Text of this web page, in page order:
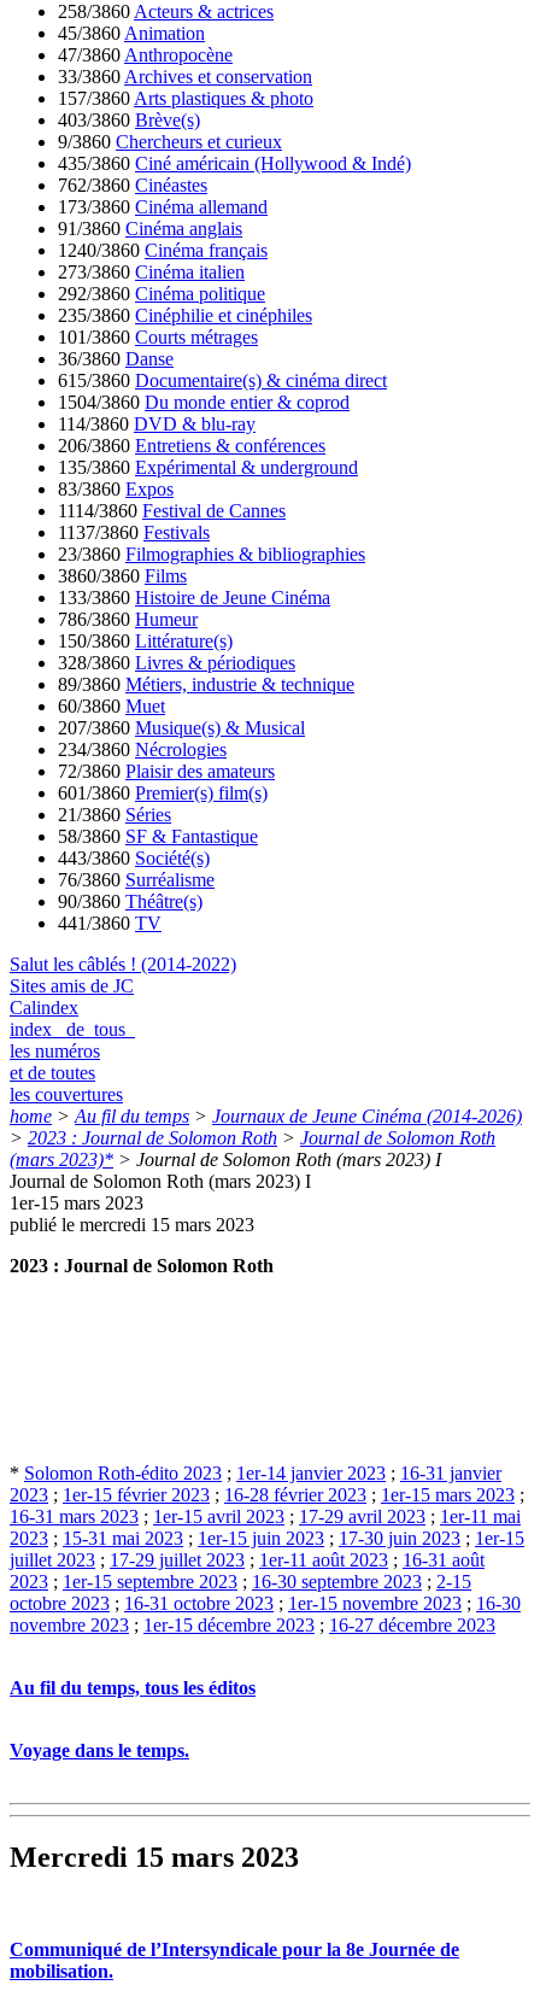
258/3860 Acteurs & actrices
45/3860 Animation
47/3860 Anthropocène
33/3860 Archives et conservation
157/3860 Arts plastiques & photo
403/3860 Brève(s)
9/3860 Chercheurs et curieux
435/3860 Ciné américain (Hollywood & Indé)
762/3860 Cinéastes
173/3860 Cinéma allemand
91/3860 Cinéma anglais
1240/3860 Cinéma français
273/3860 Cinéma italien
292/3860 Cinéma politique
235/3860 Cinéphilie et cinéphiles
101/3860 Courts métrages
36/3860 Danse
615/3860 Documentaire(s) & cinéma direct
1504/3860 Du monde entier & coprod
114/3860 DVD & blu-ray
206/3860 Entretiens & conférences
135/3860 Expérimental & underground
83/3860 Expos
1114/3860 Festival de Cannes
1137/3860 Festivals
23/3860 Filmographies & bibliographies
3860/3860 Films
133/3860 Histoire de Jeune Cinéma
786/3860 Humeur
150/3860 Littérature(s)
328/3860 Livres & périodiques
89/3860 Métiers, industrie & technique
60/3860 Muet
207/3860 Musique(s) & Musical
234/3860 Nécrologies
72/3860 Plaisir des amateurs
601/3860 Premier(s) film(s)
21/3860 Séries
58/3860 SF & Fantastique
443/3860 Société(s)
76/3860 Surréalisme
90/3860 Théâtre(s)
441/3860 TV
Salut les câblés ! (2014-2022)
Sites amis de JC
Calindex
index de tous
les numéros
et de toutes
les couvertures
home > Au fil du temps > Journaux de Jeune Cinéma (2014-2026)
> 2023 : Journal de Solomon Roth > Journal de Solomon Roth
(mars 2023)* > Journal de Solomon Roth (mars 2023) I
Journal de Solomon Roth (mars 2023) I
1er-15 mars 2023
publié le mercredi 15 mars 2023
2023 : Journal de Solomon Roth
* Solomon Roth-édito 2023 ; 1er-14 janvier 2023 ; 16-31 janvier
2023 ; 1er-15 février 2023 ; 16-28 février 2023 ; 1er-15 mars 2023 ;
16-31 mars 2023 ; 1er-15 avril 2023 ; 17-29 avril 2023 ; 1er-11 mai
2023 ; 15-31 mai 2023 ; 1er-15 juin 2023 ; 17-30 juin 2023 ; 1er-15
juillet 2023 ; 17-29 juillet 2023 ; 1er-11 août 2023 ; 16-31 août
2023 ; 1er-15 septembre 2023 ; 16-30 septembre 2023 ; 2-15
octobre 2023 ; 16-31 octobre 2023 ; 1er-15 novembre 2023 ; 16-30
novembre 2023 ; 1er-15 décembre 2023 ; 16-27 décembre 2023
Au fil du temps, tous les éditos
Voyage dans le temps.
Mercredi 15 mars 2023
Communiqué de l’Intersyndicale pour la 8e Journée de
mobilisation.